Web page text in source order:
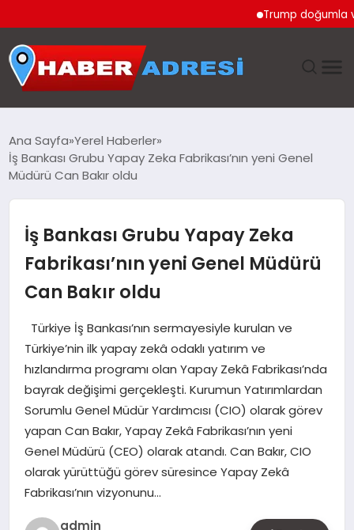
Trump doğumla
GÜNDEM
EKONOMI
TEKNOLOJI
EĞITIM
MAGAZIN
YAŞAM
OTOMOBIL
Ana Sayfa Yerel Haberler
İş Bankası Grubu Yapay Zeka Fabrikası’nın yeni Genel
Müdürü Can Bakır oldu
İş Bankası Grubu Yapay Zeka
Fabrikası’nın yeni Genel Müdürü
Can Bakır oldu
Türkiye İş Bankası’nın sermayesiyle kurulan ve
Türkiye’nin ilk yapay zekâ odaklı yatırım ve
hızlandırma programı olan Yapay Zekâ Fabrikası’nda
bayrak değişimi gerçekleşti. Kurumun Yatırımlardan
Sorumlu Genel Müdür Yardımcısı (CIO) olarak görev
yapan Can Bakır, Yapay Zekâ Fabrikası’nın yeni
Genel Müdürü (CEO) olarak atandı. Can Bakır, CIO
olarak yürüttüğü görev süresince Yapay Zekâ
Fabrikası’nın vizyonunu…
admin